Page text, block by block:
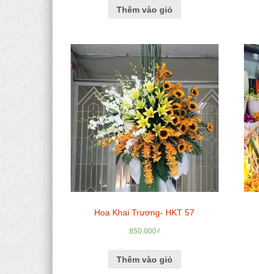
Thêm vào giỏ
Hoa Khai Trương- HKT 57
850.000₫
Thêm vào giỏ